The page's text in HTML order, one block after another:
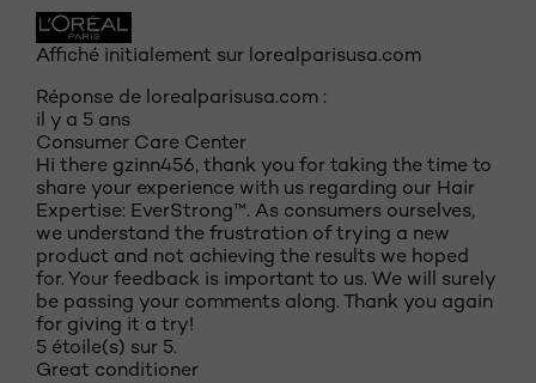
Affiché initialement sur lorealparisusa.com
Réponse de lorealparisusa.com :
il y a 5 ans
Consumer Care Center
Hi there gzinn456, thank you for taking the time to
share your experience with us regarding our Hair
Expertise: EverStrong™. As consumers ourselves,
we understand the frustration of trying a new
product and not achieving the results we hoped
for. Your feedback is important to us. We will surely
be passing your comments along. Thank you again
for giving it a try!
5 étoile(s) sur 5.
Great conditioner